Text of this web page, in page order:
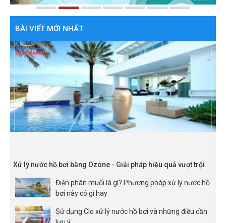
BÀI VIẾT MỚI NHẤT
Xử lý nước hồ bơi bằng Ozone - Giải pháp hiệu quả vượt trội
Điện phân muối là gì? Phương pháp xử lý nước hồ
bơi này có gì hay
Sử dụng Clo xử lý nước hồ bơi và những điều cần